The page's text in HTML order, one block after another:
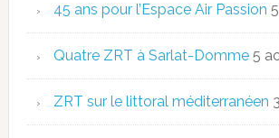
45 ans pour l’Espace Air Passion
Quatre ZRT à Sarlat-Domme 5
ZRT sur le littoral méditerranéen